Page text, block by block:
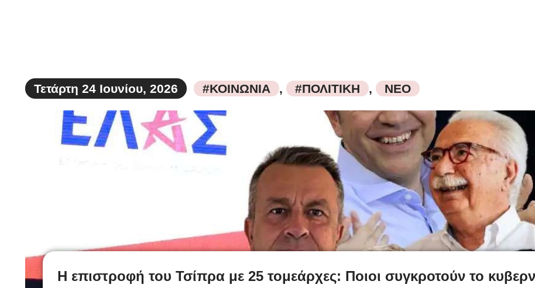
Τετάρτη 24 Ιουνίου, 2026 #ΚΟΙΝΩΝΙΑ , #ΠΟΛΙΤΙΚΗ , ΝΕΟ
Η επιστροφή του Τσίπρα με 25 τομεάρχες: Ποιοι συγκροτούν το